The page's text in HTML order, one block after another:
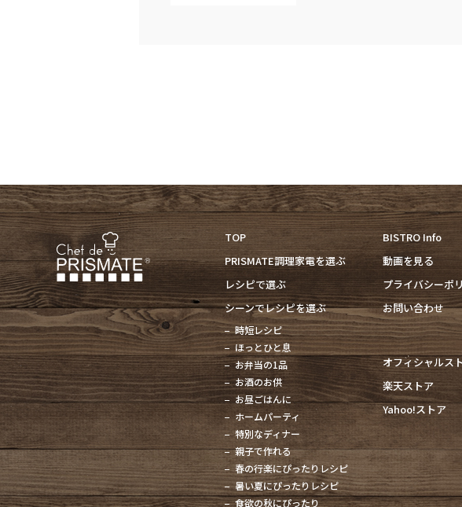
TOP
PRISMATE調理家電を選ぶ
レシピで選ぶ
シーンでレシピを選ぶ
時短レシピ
ほっとひと息
お弁当の1品
お酒のお供
お昼ごはんに
ホームパーティ
特別なディナー
親子で作れる
春の行楽にぴったりレシピ
暑い夏にぴったりレシピ
食欲の秋にぴったり
BISTRO Info
動画を見る
プライバシーポ
お問い合わせ
オフィシャルス
楽天ストア
Yahoo!ストア